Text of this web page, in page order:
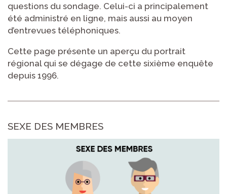
questions du sondage. Celui-ci a principalement
été administré en ligne, mais aussi au moyen
d’entrevues téléphoniques.
Cette page présente un aperçu du portrait
régional qui se dégage de cette sixième enquête
depuis 1996.
SEXE DES MEMBRES